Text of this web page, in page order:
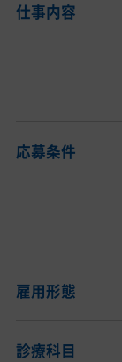
仕事内容
応募条件
雇用形態
診療科目